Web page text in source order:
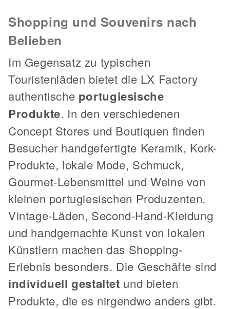
Shopping und Souvenirs nach
Belieben
Im Gegensatz zu typischen
Touristenläden bietet die LX Factory
authentische portugiesische
Produkte. In den verschiedenen
Concept Stores und Boutiquen finden
Besucher handgefertigte Keramik, Kork-
Produkte, lokale Mode, Schmuck,
Gourmet-Lebensmittel und Weine von
kleinen portugiesischen Produzenten.
Vintage-Läden, Second-Hand-Kleidung
und handgemachte Kunst von lokalen
Künstlern machen das Shopping-
Erlebnis besonders. Die Geschäfte sind
individuell gestaltet und bieten
Produkte, die es nirgendwo anders gibt.